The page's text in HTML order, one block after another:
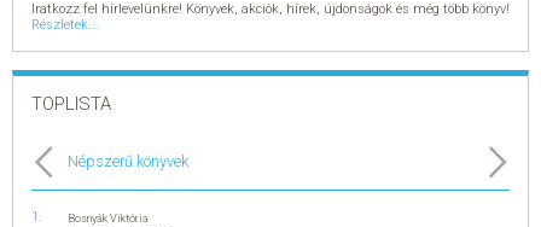
Iratkozz fel hírlevelünkre! Könyvek, akciók, hírek, újdonságok és még több könyv!
Részletek...
TOPLISTA
Népszerű könyvek
Bosnyák Viktória